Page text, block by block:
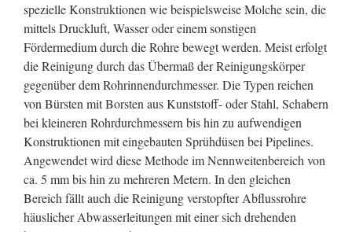
spezielle Konstruktionen wie beispielsweise Molche sein, die
mittels Druckluft, Wasser oder einem sonstigen
Fördermedium durch die Rohre bewegt werden. Meist erfolgt
die Reinigung durch das Übermaß der Reinigungskörper
gegenüber dem Rohrinnendurchmesser. Die Typen reichen
von Bürsten mit Borsten aus Kunststoff- oder Stahl, Schabern
bei kleineren Rohrdurchmessern bis hin zu aufwendigen
Konstruktionen mit eingebauten Sprühdüsen bei Pipelines.
Angewendet wird diese Methode im Nennweitenbereich von
ca. 5 mm bis hin zu mehreren Metern. In den gleichen
Bereich fällt auch die Reinigung verstopfter Abflussrohre
häuslicher Abwasserleitungen mit einer sich drehenden